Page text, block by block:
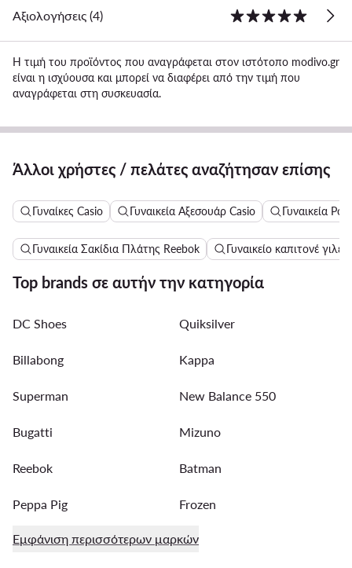
Αξιολογήσεις (4)
Η τιμή του προϊόντος που αναγράφεται στον ιστότοπο modivo.gr
είναι η ισχύουσα και μπορεί να διαφέρει από την τιμή που
αναγράφεται στη συσκευασία.
Άλλοι χρήστες / πελάτες αναζήτησαν επίσης
Γυναίκες Casio Γυναικεία Αξεσουάρ Casio Γυναικεία
Γυναικεία Σακίδια Πλάτης Reebok Γυναικείο καπιτονέ
Top brands σε αυτήν την κατηγορία
DC Shoes Quiksilver
Billabong Kappa
Superman New Balance 550
Bugatti Mizuno
Reebok Batman
Peppa Pig Frozen
Εμφάνιση περισσότερων μαρκών